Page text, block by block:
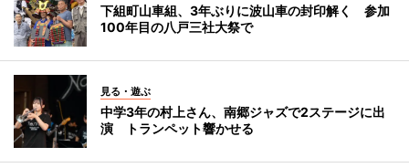
下組町山車組、3年ぶりに波山車の封印解く 参加
100年目の八戸三社大祭で
見る・遊ぶ
中学3年の村上さん、南郷ジャズで2ステージに出
演 トランペット響かせる